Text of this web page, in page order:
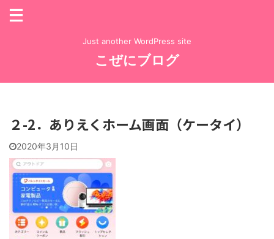
Just another WordPress site
こぜにブログ
２-2．ありえくホーム画面（ケータイ）
2020年3月10日